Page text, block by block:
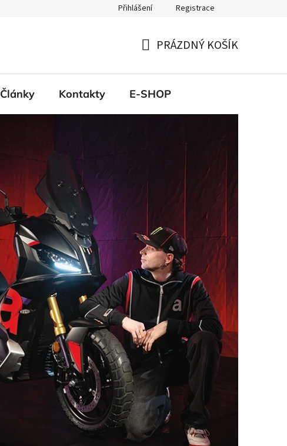
Přihlášení Registrace
KOŠÍK
PRÁZDNÝ KOŠÍK
Články Kontakty E-SHOP